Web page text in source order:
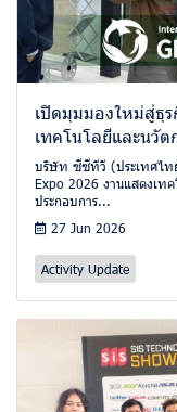
เปิดมุมมองใหม่สู่ธุ
เทคโนโลยีและนวั
บริษัท ซีซีทีวี (ประเทศไทย
Expo 2026 งานแสดงเท
ประกอบการ...
27 Jun 2026
Activity Update